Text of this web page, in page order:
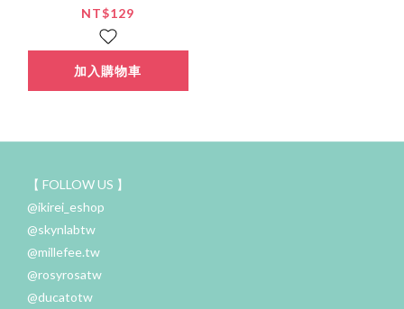
口水、洗面乳) (旅行
組)
NT$129
加入購物車
【 FOLLOW US 】
@ikirei_eshop
@skynlabtw
@millefee.tw
@rosyrosatw
@ducatotw